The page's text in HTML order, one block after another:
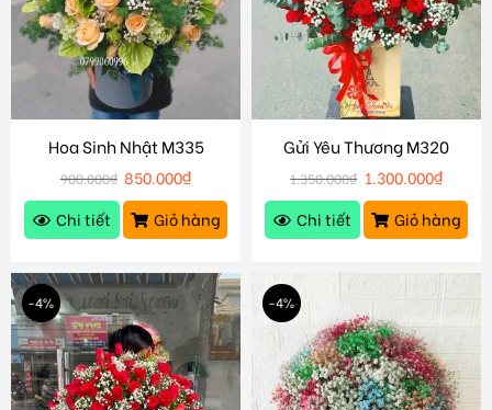
Hoa Sinh Nhật M335
900.000₫ 850.000₫
Chi tiết
Giỏ hàng
Gửi Yêu Thương M320
1.350.000₫ 1.300.000₫
Chi tiết
Giỏ hàng
-4% -4%